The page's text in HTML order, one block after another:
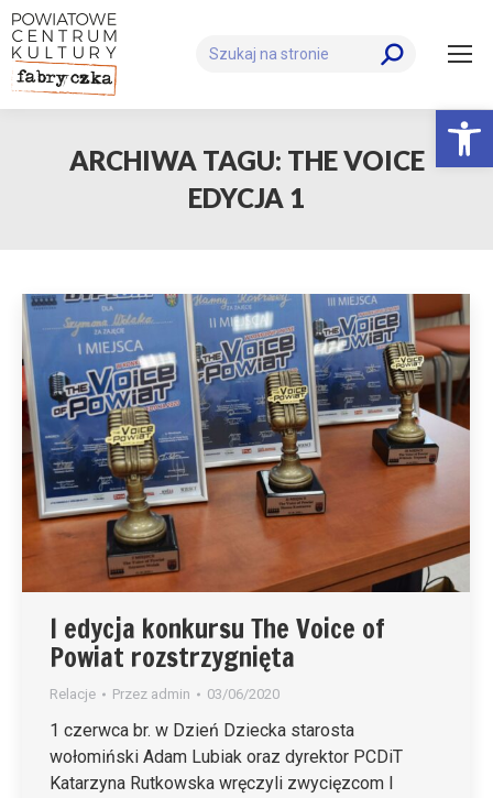
Szukaj:
ARCHIWA TAGU: THE VOICE
EDYCJA 1
I edycja konkursu The Voice of
Powiat rozstrzygnięta
Relacje Przez admin 03/06/2020
1 czerwca br. w Dzień Dziecka starosta
wołomiński Adam Lubiak oraz dyrektor PCDiT
Katarzyna Rutkowska wręczyli zwycięzcom I